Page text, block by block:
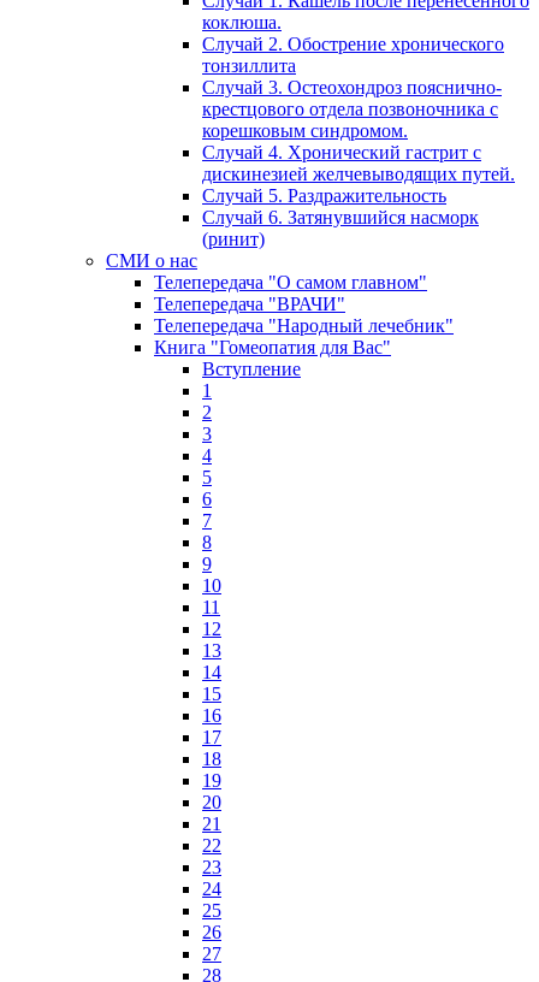
коклюша.
Случай 2. Обострение хронического
тонзиллита
Случай 3. Остеохондроз пояснично-
крестцового отдела позвоночника с
корешковым синдромом.
Случай 4. Хронический гастрит с
дискинезией желчевыводящих путей.
Случай 5. Раздражительность
Случай 6. Затянувшийся насморк
(ринит)
СМИ о нас
Телепередача "О самом главном"
Телепередача "ВРАЧИ"
Телепередача "Народный лечебник"
Книга "Гомеопатия для Вас"
Вступление
1
2
3
4
5
6
7
8
9
10
11
12
13
14
15
16
17
18
19
20
21
22
23
24
25
26
27
28